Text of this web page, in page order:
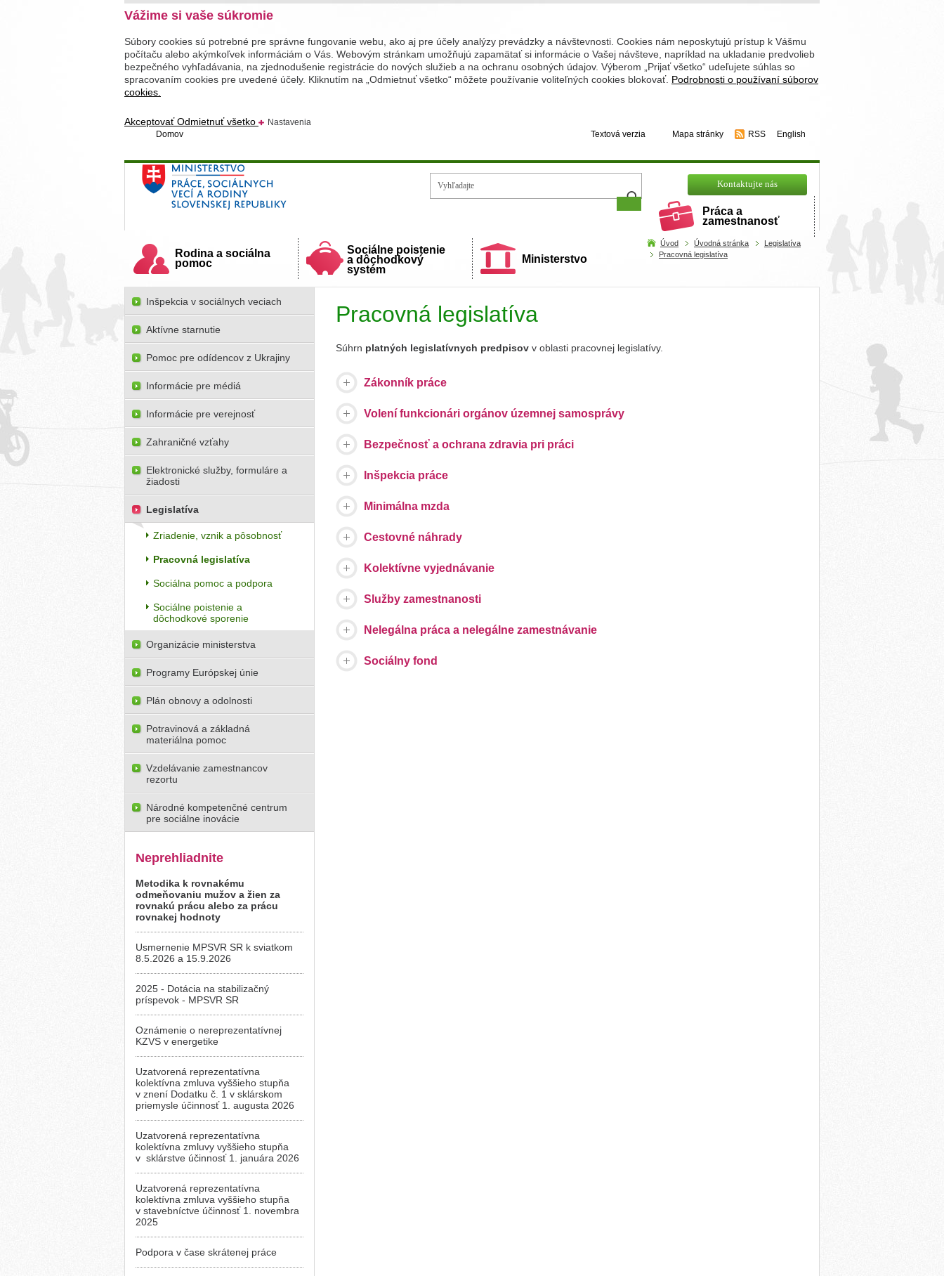
Vážime si vaše súkromie
Súbory cookies sú potrebné pre správne fungovanie webu, ako aj pre účely analýzy prevádzky a návštevnosti. Cookies nám neposkytujú prístup k Vášmu
počítaču alebo akýmkoľvek informáciám o Vás. Webovým stránkam umožňujú zapamätať si informácie o Vašej návšteve, napríklad na ukladanie predvolieb
bezpečného vyhľadávania, na zjednodušenie registrácie do nových služieb a na ochranu osobných údajov. Výberom „Prijať všetko“ udeľujete súhlas so
spracovaním cookies pre uvedené účely. Kliknutím na „Odmietnuť všetko“ môžete používanie voliteľných cookies blokovať. Podrobnosti o používaní súborov
cookies.
AkceptovaťOdmietnuť všetko
Nastavenia
Domov
Textová verzia Mapa stránky RSS English
Ministerstvo práce, sociálnych vecí a rodiny
Slovenskej republiky
Kontaktujte nás
Práca a
zamestnanosť
Rodina a sociálna
pomoc
Sociálne poistenie
a dôchodkový
systém
Ministerstvo
Úvod Úvodná stránka
Legislatíva
Pracovná legislatíva
Pracovná legislatíva
Súhrn platných legislatívnych predpisov v oblasti pracovnej legislatívy.
Zákonník práce
Volení funkcionári orgánov územnej samosprávy
Bezpečnosť a ochrana zdravia pri práci
Inšpekcia práce
Minimálna mzda
Cestovné náhrady
Kolektívne vyjednávanie
Služby zamestnanosti
Nelegálna práca a nelegálne zamestnávanie
Sociálny fond
Inšpekcia v sociálnych veciach
Aktívne starnutie
Pomoc pre odídencov z Ukrajiny
Informácie pre médiá
Informácie pre verejnosť
Zahraničné vzťahy
Elektronické služby, formuláre a
žiadosti
Legislatíva
Zriadenie, vznik a pôsobnosť
Pracovná legislatíva
Sociálna pomoc a podpora
Sociálne poistenie a
dôchodkové sporenie
Organizácie ministerstva
Programy Európskej únie
Plán obnovy a odolnosti
Potravinová a základná
materiálna pomoc
Vzdelávanie zamestnancov
rezortu
Národné kompetenčné centrum
pre sociálne inovácie
Neprehliadnite
Metodika k rovnakému
odmeňovaniu mužov a žien za
rovnakú prácu alebo za prácu
rovnakej hodnoty
Usmernenie MPSVR SR k sviatkom
8.5.2026 a 15.9.2026
2025 - Dotácia na stabilizačný
príspevok - MPSVR SR
Oznámenie o nereprezentatívnej
KZVS v energetike
Uzatvorená reprezentatívna
kolektívna zmluva vyššieho stupňa
v znení Dodatku č. 1 v sklárskom
priemysle účinnosť 1. augusta 2026
Uzatvorená reprezentatívna
kolektívna zmluvy vyššieho stupňa
v sklárstve účinnosť 1. januára 2026
Uzatvorená reprezentatívna
kolektívna zmluva vyššieho stupňa
v stavebníctve účinnosť 1. novembra
2025
Podpora v čase skrátenej práce